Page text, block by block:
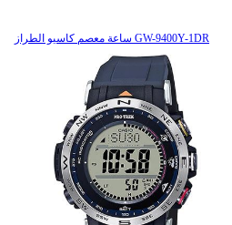
ساعة معصم کاسیو الطراز GW-9400Y-1DR